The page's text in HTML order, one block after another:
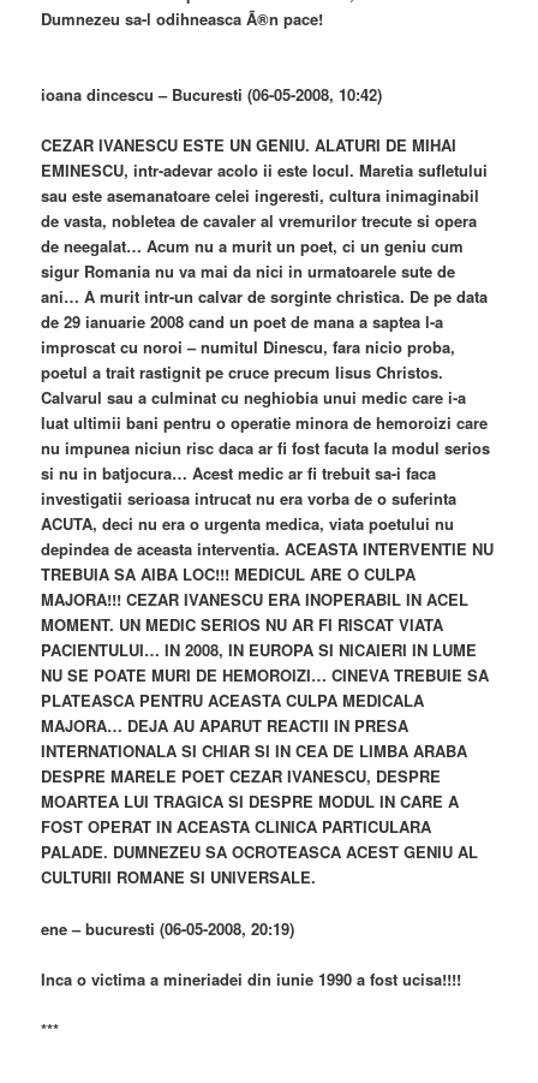
Dumnezeu sa-l odihneasca Ã®n pace!
ioana dincescu – Bucuresti (06-05-2008, 10:42)
CEZAR IVANESCU ESTE UN GENIU. ALATURI DE MIHAI
EMINESCU, intr-adevar acolo ii este locul. Maretia sufletului
sau este asemanatoare celei ingeresti, cultura inimaginabil
de vasta, nobletea de cavaler al vremurilor trecute si opera
de neegalat… Acum nu a murit un poet, ci un geniu cum
sigur Romania nu va mai da nici in urmatoarele sute de
ani… A murit intr-un calvar de sorginte christica. De pe data
de 29 ianuarie 2008 cand un poet de mana a saptea l-a
improscat cu noroi – numitul Dinescu, fara nicio proba,
poetul a trait rastignit pe cruce precum Iisus Christos.
Calvarul sau a culminat cu neghiobia unui medic care i-a
luat ultimii bani pentru o operatie minora de hemoroizi care
nu impunea niciun risc daca ar fi fost facuta la modul serios
si nu in batjocura… Acest medic ar fi trebuit sa-i faca
investigatii serioasa intrucat nu era vorba de o suferinta
ACUTA, deci nu era o urgenta medica, viata poetului nu
depindea de aceasta interventia. ACEASTA INTERVENTIE NU
TREBUIA SA AIBA LOC!!! MEDICUL ARE O CULPA
MAJORA!!! CEZAR IVANESCU ERA INOPERABIL IN ACEL
MOMENT. UN MEDIC SERIOS NU AR FI RISCAT VIATA
PACIENTULUI… IN 2008, IN EUROPA SI NICAIERI IN LUME
NU SE POATE MURI DE HEMOROIZI… CINEVA TREBUIE SA
PLATEASCA PENTRU ACEASTA CULPA MEDICALA
MAJORA… DEJA AU APARUT REACTII IN PRESA
INTERNATIONALA SI CHIAR SI IN CEA DE LIMBA ARABA
DESPRE MARELE POET CEZAR IVANESCU, DESPRE
MOARTEA LUI TRAGICA SI DESPRE MODUL IN CARE A
FOST OPERAT IN ACEASTA CLINICA PARTICULARA
PALADE. DUMNEZEU SA OCROTEASCA ACEST GENIU AL
CULTURII ROMANE SI UNIVERSALE.
ene – bucuresti (06-05-2008, 20:19)
Inca o victima a mineriadei din iunie 1990 a fost ucisa!!!!
***